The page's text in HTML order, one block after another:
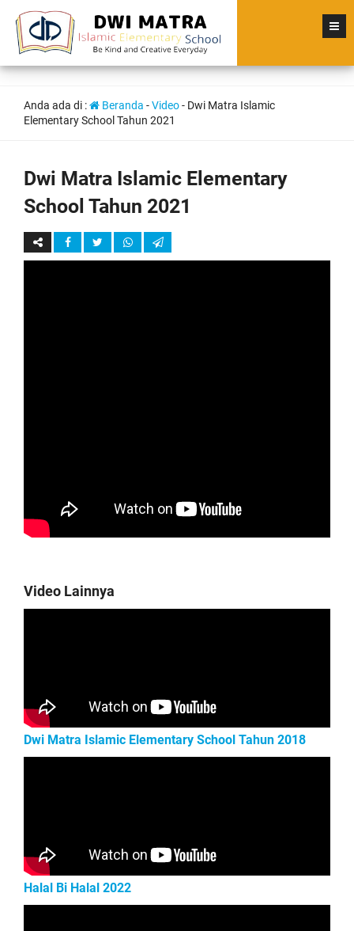
Anda ada di : Beranda -Video- Dwi Matra Islamic
Elementary School Tahun 2021
Dwi Matra Islamic Elementary
School Tahun 2021
Video Lainnya
Dwi Matra Islamic Elementary School Tahun 2018
Halal Bi Halal 2022